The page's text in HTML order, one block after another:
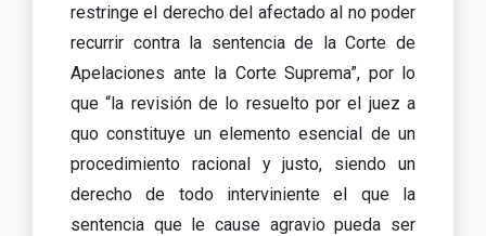
restringe el derecho del afectado al no poder
recurrir contra la sentencia de la Corte de
Apelaciones ante la Corte Suprema”, por lo
que “la revisión de lo resuelto por el juez a
quo constituye un elemento esencial de un
procedimiento racional y justo, siendo un
derecho de todo interviniente el que la
sentencia que le cause agravio pueda ser